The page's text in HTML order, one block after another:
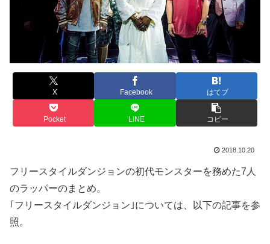
X Facebook はてブ
Pocket LINE コピー
2018.10.20
フリースタイルダンジョンの初代モンスターを務めた7人
のラッパーのまとめ。
｢フリースタイルダンジョン｣については、以下の記事を参
照。